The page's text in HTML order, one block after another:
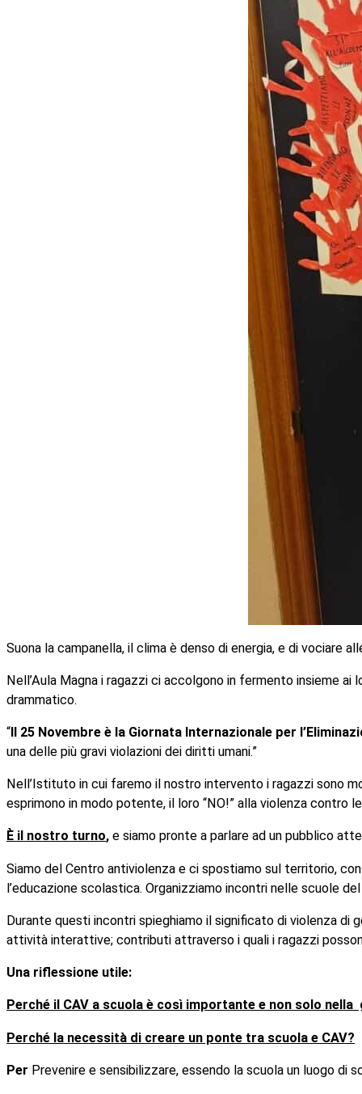
Suona la campanella, il clima è denso di energia, e di vociare
Nell’Aula Magna i ragazzi ci accolgono in fermento insieme
drammatico.
“Il 25 Novembre è la Giornata Internazionale per
una delle più gravi violazioni dei diritti umani.”
Nell’Istituto in cui faremo il nostro intervento i ragazzi sono
esprimono in modo potente, il loro “NO!” alla violenza contro
È il nostro turno, e siamo pronte a parlare ad un pubblico
Siamo del Centro antiviolenza e ci spostiamo sul territorio,
l’educazione scolastica. Organizziamo incontri nelle scuole
Durante questi incontri spieghiamo il significato di violenza di
attività interattive; contributi attraverso i quali i ragazzi
Una riflessione utile:
Perché il CAV a scuola è così importante e non solo
Perché la necessità di creare un ponte tra scuola e CAV?
Per Prevenire e sensibilizzare, essendo la scuola un luogo di